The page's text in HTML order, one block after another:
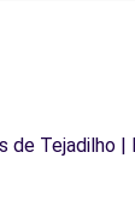
de Tejadilho